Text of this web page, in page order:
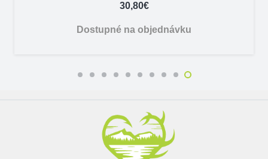
30,80€
Dostupné na objednávku